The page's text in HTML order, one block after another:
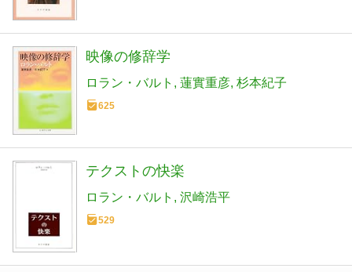
映像の修辞学
ロラン・バルト 蓮實重彦 杉本紀子
625
テクストの快楽
ロラン・バルト 沢崎浩平
529